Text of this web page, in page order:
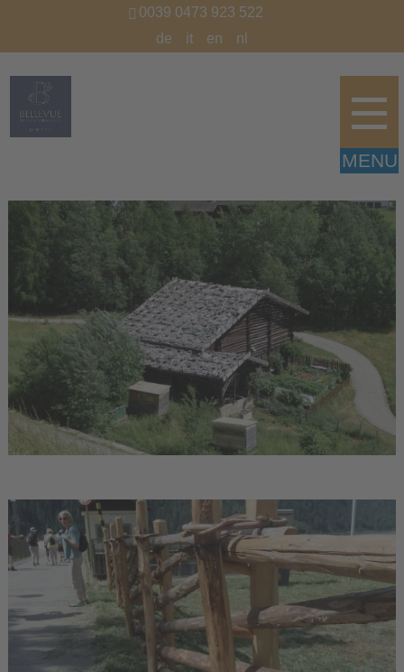
0039 0473 923 522
de
it en nl